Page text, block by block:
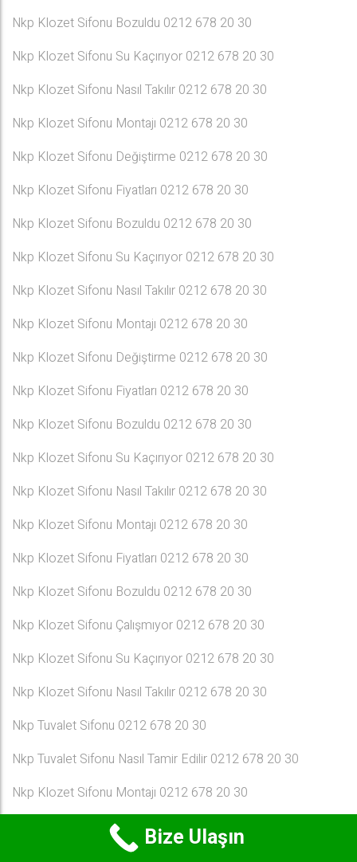
Nkp Klozet Sifonu Bozuldu 0212 678 20 30
Nkp Klozet Sifonu Su Kaçırıyor 0212 678 20 30
Nkp Klozet Sifonu Nasıl Takılır 0212 678 20 30
Nkp Klozet Sifonu Montajı 0212 678 20 30
Nkp Klozet Sifonu Değiştirme 0212 678 20 30
Nkp Klozet Sifonu Fiyatları 0212 678 20 30
Nkp Klozet Sifonu Bozuldu 0212 678 20 30
Nkp Klozet Sifonu Su Kaçırıyor 0212 678 20 30
Nkp Klozet Sifonu Nasıl Takılır 0212 678 20 30
Nkp Klozet Sifonu Montajı 0212 678 20 30
Nkp Klozet Sifonu Değiştirme 0212 678 20 30
Nkp Klozet Sifonu Fiyatları 0212 678 20 30
Nkp Klozet Sifonu Bozuldu 0212 678 20 30
Nkp Klozet Sifonu Su Kaçırıyor 0212 678 20 30
Nkp Klozet Sifonu Nasıl Takılır 0212 678 20 30
Nkp Klozet Sifonu Montajı 0212 678 20 30
Nkp Klozet Sifonu Fiyatları 0212 678 20 30
Nkp Klozet Sifonu Bozuldu 0212 678 20 30
Nkp Klozet Sifonu Çalışmıyor 0212 678 20 30
Nkp Klozet Sifonu Su Kaçırıyor 0212 678 20 30
Nkp Klozet Sifonu Nasıl Takılır 0212 678 20 30
Nkp Tuvalet Sifonu 0212 678 20 30
Nkp Tuvalet Sifonu Nasıl Tamir Edilir 0212 678 20 30
Nkp Klozet Sifonu Montajı 0212 678 20 30
Nkp Klozet Sifonu Değiştirme 0212 678 20 30
Bize Ulaşın